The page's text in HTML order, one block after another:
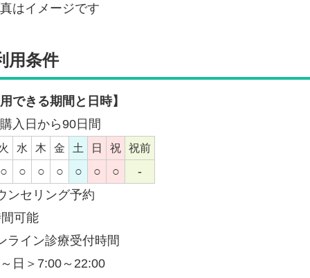
はイメージです
用条件
できる期間と日時】
入日から90日間
水 木 金 土 日 祝 祝前
○ ○ ○ ○ ○ ○ ○
-
ンセリング予約
可能
ライン診療受付時間
日＞7:00～22:00